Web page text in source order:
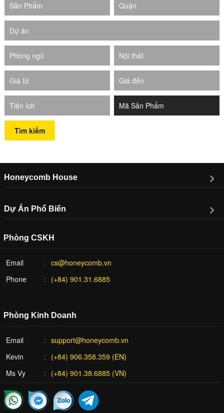
Sản Phẩm Quận
Dự án
Phòng ngủ Nội thất
Giá từ Giá đến
Tiện ích
Tìm kiếm
Honeycomb House
Dự Án Phổ Biến
Phòng CSKH
Email
cs@honeycomb.vn
Phone
(+84) 901.31.6885
Phòng Kinh Doanh
Email
support@honeycomb.vn
Kevin
(+84) 906.358.359 (EN)
Ms Vy
(+84) 901.38.6885 (VN)